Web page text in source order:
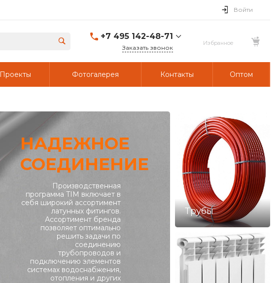
Войти
+7 495 142-48-71
Заказать звонок
Проекты Фотогалерея Контакты Оптом
НАДЕЖНОЕ
СОЕДИНЕНИЕ
Производственная
программа TIM включает в
себя широкий ассортимент
латунных фитингов.
Ассортимент бренда
позволяет оптимально
решить задачи по
соединению
трубопроводов и
подключению элементов
системах водоснабжения,
отопления и других
Подробнее
Трубы